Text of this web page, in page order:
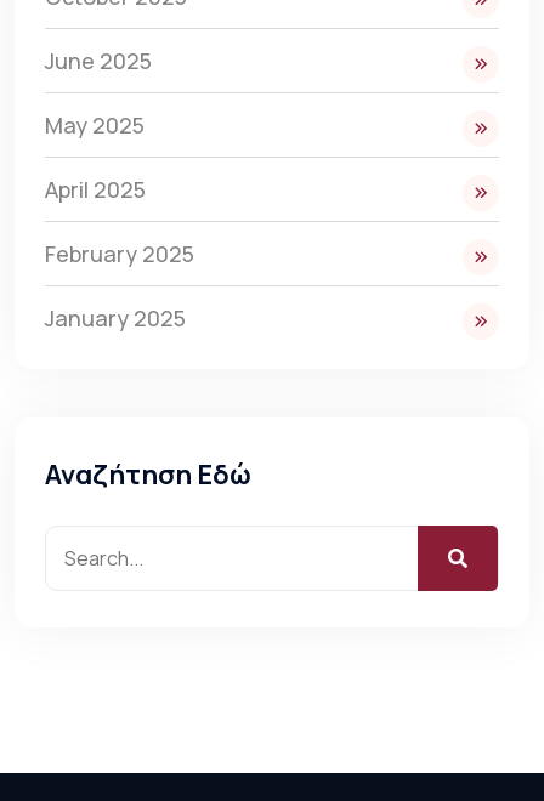
June 2025
May 2025
April 2025
February 2025
January 2025
Αναζήτηση Εδώ